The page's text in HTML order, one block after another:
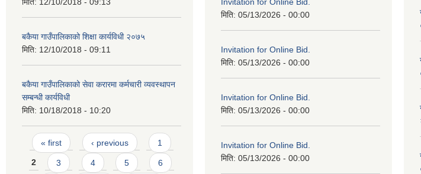
बकैया गाउँपालिकाको शिक्षा कार्यविधी २०७५
मिति: 12/10/2018 - 09:11
बकैया गाउँपालिकाको सेवा करारमा कर्मचारी व्यवस्थापन
सम्बन्धी कार्यविधी
मिति: 10/18/2018 - 10:20
Pages
« first ‹ previous 1
2 3 4 5 6
मिति: 05/13/2026 - 00:00
Invitation for Online Bid.
मिति: 05/13/2026 - 00:00
Invitation for Online Bid.
मिति: 05/13/2026 - 00:00
Invitation for Online Bid.
मिति: 05/13/2026 - 00:00